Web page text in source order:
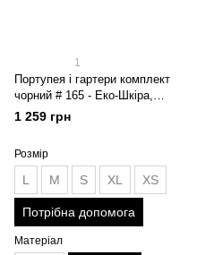
1
Портупея і гартери комплект
чорний # 165 - Еко-Шкіра,
потрібна допомога
1 259 грн
Розмір
L M S XL XS
Потрібна допомога
Матеріал